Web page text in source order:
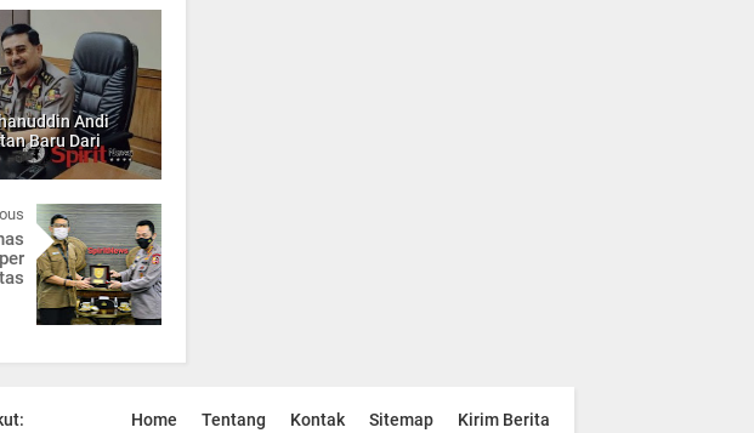
Andi
Baru Dari
Home Tentang Kontak Sitemap Kirim Berita